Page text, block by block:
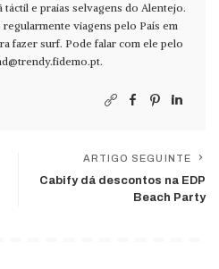
e praias selvagens do Alentejo.
viagens pelo País em
fazer surf. Pode falar com ele pelo
.
ARTIGO SEGUINTE
Cabify dá descontos na EDP
Beach Party